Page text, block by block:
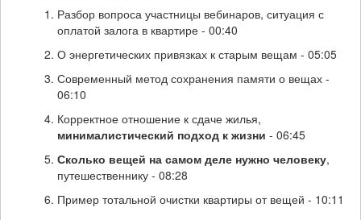
Разбор вопроса участницы вебинаров, ситуация с
оплатой залога в квартире - 00:40
О энергетических привязках к старым вещам - 05:05
Современный метод сохранения памяти о вещах -
06:10
Корректное отношение к сдаче жилья,
минималистический подход к жизни - 06:45
Сколько вещей на самом деле нужно человеку,
путешественнику - 08:28
Пример тотальной очистки квартиры от вещей - 10:11